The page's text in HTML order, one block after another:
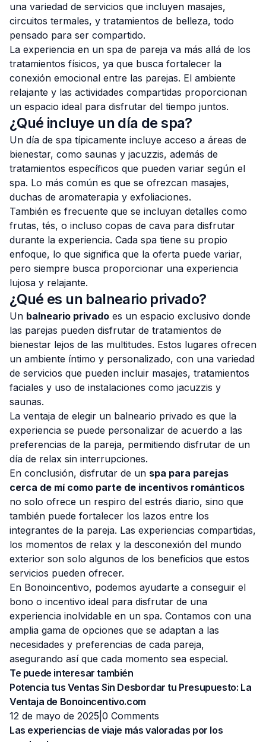
una variedad de servicios que incluyen masajes,
circuitos termales, y tratamientos de belleza, todo
pensado para ser compartido.
La experiencia en un spa de pareja va más allá de los
tratamientos físicos, ya que busca fortalecer la
conexión emocional entre las parejas. El ambiente
relajante y las actividades compartidas proporcionan
un espacio ideal para disfrutar del tiempo juntos.
¿Qué incluye un día de spa?
Un día de spa típicamente incluye acceso a áreas de
bienestar, como saunas y jacuzzis, además de
tratamientos específicos que pueden variar según el
spa. Lo más común es que se ofrezcan masajes,
duchas de aromaterapia y exfoliaciones.
También es frecuente que se incluyan detalles como
frutas, tés, o incluso copas de cava para disfrutar
durante la experiencia. Cada spa tiene su propio
enfoque, lo que significa que la oferta puede variar,
pero siempre busca proporcionar una experiencia
lujosa y relajante.
¿Qué es un balneario privado?
Un balneario privado es un espacio exclusivo donde
las parejas pueden disfrutar de tratamientos de
bienestar lejos de las multitudes. Estos lugares ofrecen
un ambiente íntimo y personalizado, con una variedad
de servicios que pueden incluir masajes, tratamientos
faciales y uso de instalaciones como jacuzzis y
saunas.
La ventaja de elegir un balneario privado es que la
experiencia se puede personalizar de acuerdo a las
preferencias de la pareja, permitiendo disfrutar de un
día de relax sin interrupciones.
En conclusión, disfrutar de un spa para parejas
cerca de mí como parte de incentivos románticos
no solo ofrece un respiro del estrés diario, sino que
también puede fortalecer los lazos entre los
integrantes de la pareja. Las experiencias compartidas,
los momentos de relax y la desconexión del mundo
exterior son solo algunos de los beneficios que estos
servicios pueden ofrecer.
En Bonoincentivo, podemos ayudarte a conseguir el
bono o incentivo ideal para disfrutar de una
experiencia inolvidable en un spa. Contamos con una
amplia gama de opciones que se adaptan a las
necesidades y preferencias de cada pareja,
asegurando así que cada momento sea especial.
Te puede interesar también
Potencia tus Ventas Sin Desbordar tu Presupuesto: La
Ventaja de Bonoincentivo.com
12 de mayo de 2025| 0 Comments
Las experiencias de viaje más valoradas por los